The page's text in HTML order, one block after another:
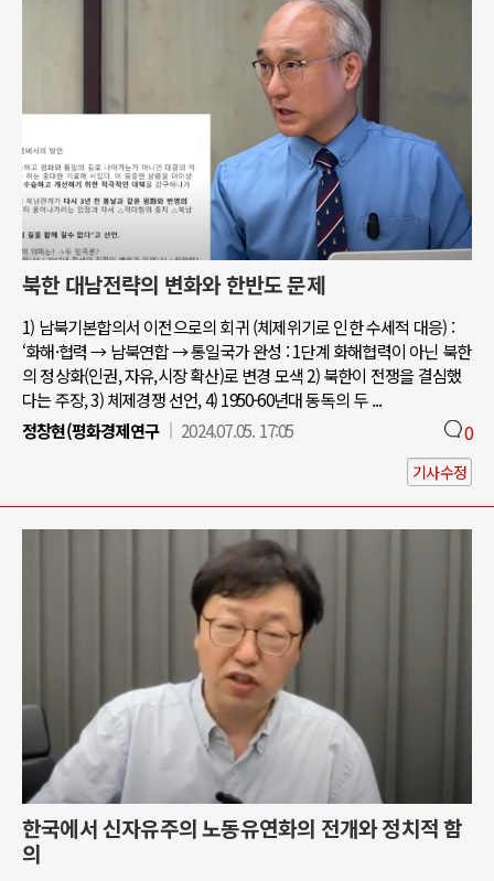
북한 대남전략의 변화와 한반도 문제
1) 남북기본합의서 이전으로의 회귀 (체제위기로 인한 수세적 대응) :
‘화해·협력 → 남북연합 → 통일국가 완성 : 1단계 화해협력이 아닌 북한
의 정상화(인권, 자유,시장 확산)로 변경 모색 2) 북한이 전쟁을 결심했
다는 주장, 3) 체제경쟁 선언, 4) 1950-60년대 동독의 두 ...
정창현(평화경제연구
2024.07.05. 17:05 0
기사수정
한국에서 신자유주의 노동유연화의 전개와 정치적 함
의